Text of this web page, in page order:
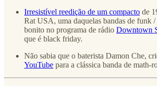
Irresistível reedição de um compacto de
Rat USA, uma daquelas bandas de funk
bonito no programa de rádio Downtown
que é black friday.
Não sabia que o baterista Damon Che,
YouTube para a clássica banda de math-